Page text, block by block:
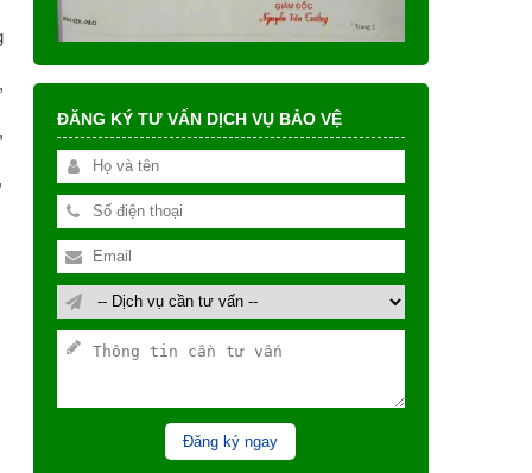
ĐĂNG KÝ TƯ VẤN DỊCH VỤ BẢO VỆ
Đăng ký ngay